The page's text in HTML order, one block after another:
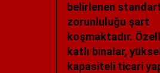
belirlenen
zorunluluğu şart
koşmaktadır.
katlı binalar,
kapasiteli ticari